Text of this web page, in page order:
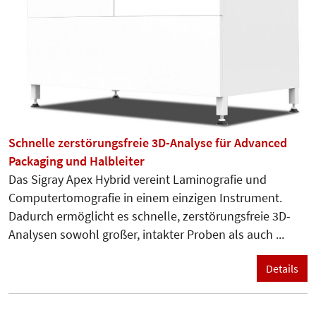
Schnelle zerstörungsfreie 3D-Analyse für Advanced
Packaging und Halbleiter
Das Sigray Apex Hybrid vereint Laminografie und
Computertomografie in einem einzigen Instrument.
Dadurch ermöglicht es schnelle, zerstörungsfreie 3D-
Analysen sowohl großer, intakter Proben als auch ...
Details